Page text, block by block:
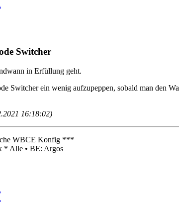
Switcher
in Erfüllung geht.
Switcher ein wenig aufzupeppen, sobald man den
16:18:02)
WBCE Konfig ***
* Alle • BE: Argos